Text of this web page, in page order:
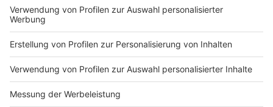
Um die Folgen des Klimawandels auf ein Minimum zu
beschränken, müssen wir in allen Bereichen CO2
Emissionen einsparen. Auch im Gebäudesektor. Dieser
machte 2018 14% der co2-Emissionen in Deutschland
aus. Um CO2 einzusparen müssen wir nicht nur beim
Bauen an sich Emissionen einsparen, sondern uns auch
Gedanken darüber machen, was muss wirklich gebaut